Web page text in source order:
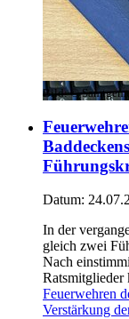
Bild:©
Datum:
In der
gleich zwei
Nach
Ratsmitglieder
Feuerwehren
Verstärkung